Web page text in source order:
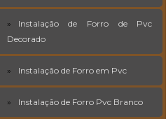
Instalação de Forro de Pvc
Decorado
Instalação de Forro em Pvc
Instalação de Forro Pvc Branco